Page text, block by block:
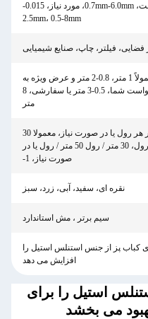
درخواست، 0.7mm-6.0mm، مورد نیاز، 0.015-
2.5mm، 0.5-8mm
فضایی، فیلتر، چاپ، صنایع شیمیایی
1 متر، معمولاً 1 متر، 0.8-2 متر و عرض ویژه به
عنوان درخواست شما، 0.5-3 متر یا سفارشی، 8
متر
30 متر در هر رول یا در صورت نیاز، معمولا 30
متر / رول، 30 متر / رول 50 متر / رول یا در
صورت نیاز، 1-
نقره ای، سفید، آبی، زرد، سبز
سیم برتر ، مش استاندارد
کباب پز از جنس استنلس استیل را
افزایش می دهد
استیل را برای
می بخشد